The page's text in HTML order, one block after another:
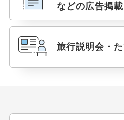
などの広告掲
旅行説明会・